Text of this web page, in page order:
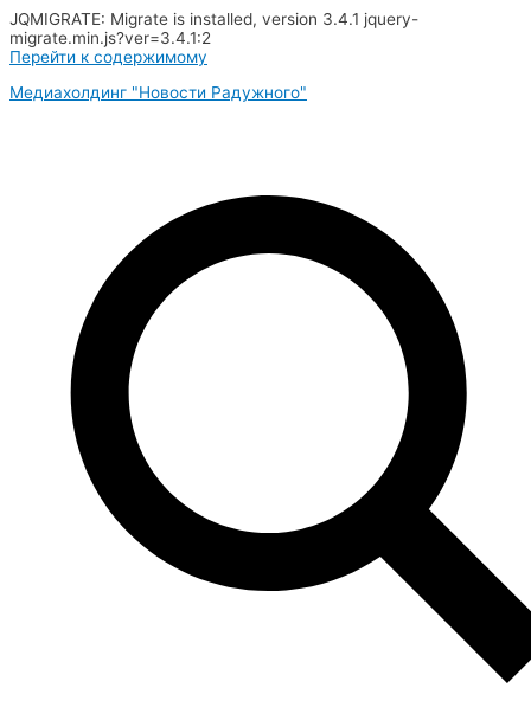
JQMIGRATE: Migrate is installed, version 3.4.1 jquery-
migrate.min.js?ver=3.4.1:2
Перейти к содержимому
Медиахолдинг "Новости Радужного"